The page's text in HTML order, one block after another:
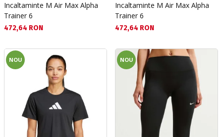
Incaltaminte M Air Max Alpha
Trainer 6
Текуща цена:
472,64 RON
Incaltaminte M Air Max Alpha
Trainer 6
Текуща цена:
472,64 RON
NOU NOU